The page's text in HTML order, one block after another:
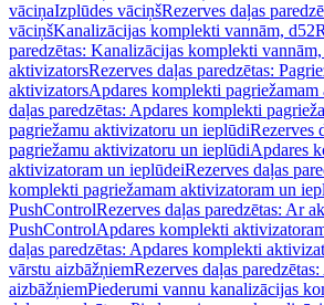
vāciņaIzplūdes vāciņšRezerves daļas
vāciņšKanalizācijas komplekti vannām, d52
paredzētas: Kanalizācijas komplekti
aktivizatorsRezerves daļas paredzētas:
aktivizatorsApdares komplekti
daļas paredzētas: Apdares komplekti
pagriežamu aktivizatoru un ieplūdiRezerves
pagriežamu aktivizatoru un ieplūdiApdares
aktivizatoram un ieplūdeiRezerves daļas
komplekti pagriežamam aktivizatoram un
PushControlRezerves daļas paredzētas: Ar
PushControlApdares komplekti
daļas paredzētas: Apdares komplekti
vārstu aizbāžņiemRezerves daļas
aizbāžņiemPiederumi vannu kanalizācijas